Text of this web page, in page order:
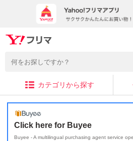
カテゴリから探す
Click here for Buyee
Buyee - A multilingual purchasing agent service